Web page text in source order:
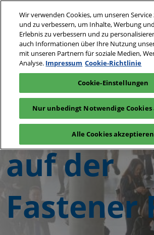
zum
Inhalt
6. - 8. April 2027
Stuttgart
Interesse anmelden
auf der
Fastener
Wir verwenden Cookies, um unseren Service
und zu verbessern, um Inhalte, Werbung
Erlebnis zu verbessern und zu
auch Informationen über Ihre Nutzung
mit unseren Partnern für soziale Medien,
Analyse. Impressum Cookie-Richtlinie
Cookie-Einstellungen
Nur unbedingt Notwendige
Alle Cookies akzeptieren